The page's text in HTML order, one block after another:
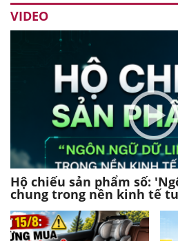
VIDEO
Hộ chiếu sản phẩm số:
chung trong nền kinh tế